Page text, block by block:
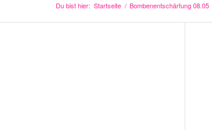
Du bist hier: Startseite / Bombenentschärfung 08.05